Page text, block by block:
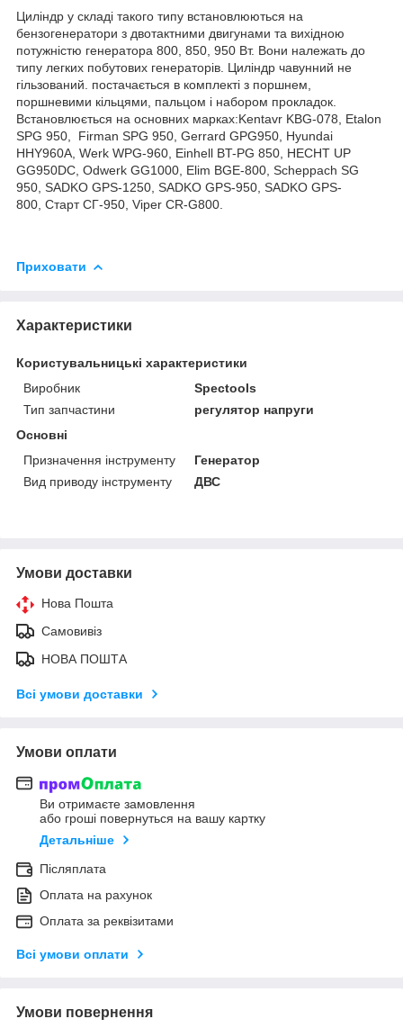
Циліндр у складі такого типу встановлюються на
бензогенератори з двотактними двигунами та вихідною
потужністю генератора 800, 850, 950 Вт. Вони належать до
типу легких побутових генераторів. Циліндр чавунний не
гільзований. постачається в комплекті з поршнем,
поршневими кільцями, пальцом і набором прокладок.
Встановлюється на основних марках:Kentavr KBG-078, Etalon
SPG 950, Firman SPG 950, Gerrard GPG950, Hyundai
HHY960A, Werk WPG-960, Einhell BT-PG 850, HECHT UP
GG950DC, Odwerk GG1000, Elim BGE-800, Scheppach SG
950, SADKO GPS-1250, SADKO GPS-950, SADKO GPS-
800, Старт СГ-950, Viper CR-G800.
Приховати
Характеристики
Користувальницькі характеристики
Виробник
Spectools
Тип запчастини
регулятор напруги
Основні
Призначення інструменту
Генератор
Вид приводу інструменту
ДВС
Умови доставки
Нова Пошта
Самовивіз
НОВА ПОШТА
Всі умови доставки
Умови оплати
Ви отримаєте замовлення
або гроші повернуться на вашу картку
Детальніше
Післяплата
Оплата на рахунок
Оплата за реквізитами
Всі умови оплати
Умови повернення